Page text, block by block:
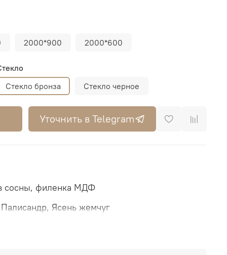
2000*900 2000*600
Стекло бронза
Стекло черное
Уточнить в Telegram
сосны, филенка МДФ
Ясень жемчуг
(светлое или бронза)